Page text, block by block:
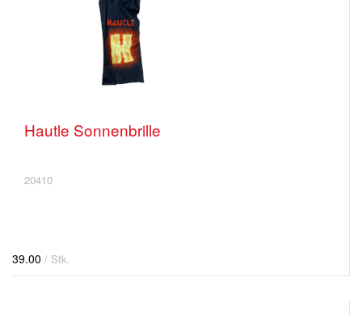
Hautle Sonnenbrille
20410
39.00 / Stk.